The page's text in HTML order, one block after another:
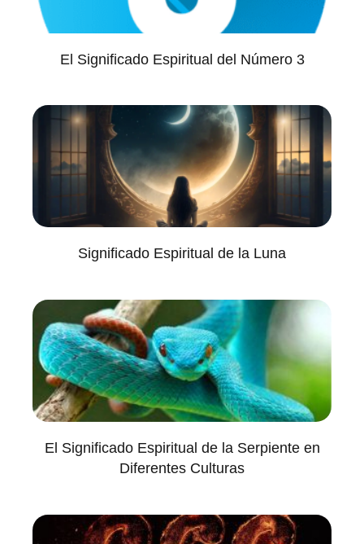
El Significado Espiritual del Número 3
Significado Espiritual de la Luna
El Significado Espiritual de la Serpiente en
Diferentes Culturas